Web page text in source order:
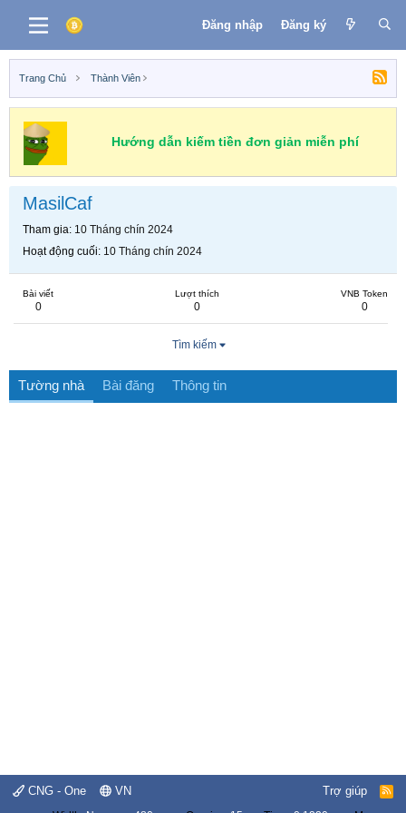
Đăng nhập Đăng ký
Trang Chủ Thành Viên
Hướng dẫn kiếm tiền đơn giản miễn phí
MasilCaf
Tham gia 10 Tháng chín 2024
Hoạt động cuối 10 Tháng chín 2024
Bài viết
0
Lượt thích
0
VNB Token
0
Tìm kiếm
Tường nhà Bài đăng Thông tin
CNG - One VN Trợ giúp
R